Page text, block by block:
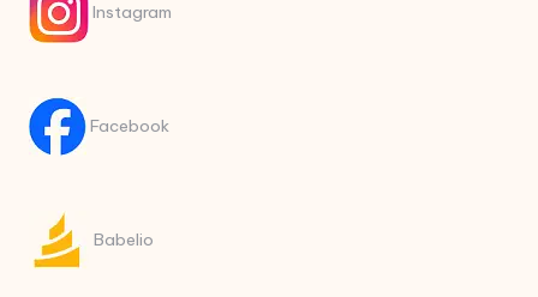
Instagram
Facebook
Babelio